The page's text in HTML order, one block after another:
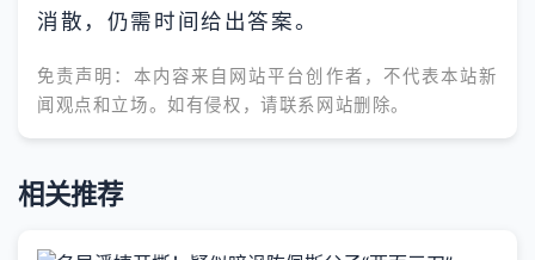
消散，仍需时间给出答案。
免责声明：本内容来自网站平台创作者，不代表本站新
闻观点和立场。如有侵权，请联系网站删除。
相关推荐